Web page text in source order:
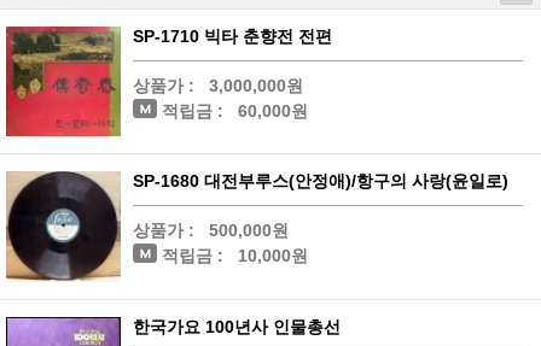
SP-1710 빅타 춘향전 전편
상품가 :
3,000,000원
적립금 :
60,000원
SP-1680 대전부루스(안정애)/항구의 사랑(윤일로)
상품가 :
500,000원
적립금 :
10,000원
한국가요 100년사 인물총선